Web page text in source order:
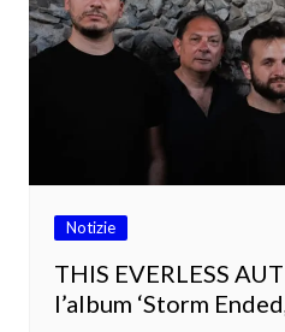
Notizie
THIS EVERLESS
l’album ‘Storm